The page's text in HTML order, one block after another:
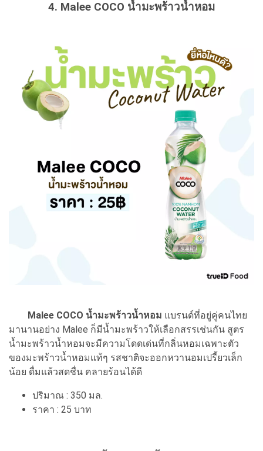
4. Malee COCO น้ำมะพร้าวน้ำหอม
Malee COCO น้ำมะพร้าวน้ำหอม แบรนด์ที่อยู่คู่คนไทย
มานานอย่าง Malee ก็มีน้ำมะพร้าวให้เลือกสรรเช่นกัน สูตร
น้ำมะพร้าวน้ำหอมจะมีความโดดเด่นที่กลิ่นหอมเฉพาะตัว
ของมะพร้าวน้ำหอมแท้ๆ รสชาติจะออกหวานอมเปรี้ยวเล็ก
น้อย ดื่มแล้วสดชื่น คลายร้อนได้ดี
ปริมาณ : 350 มล.
ราคา : 25 บาท